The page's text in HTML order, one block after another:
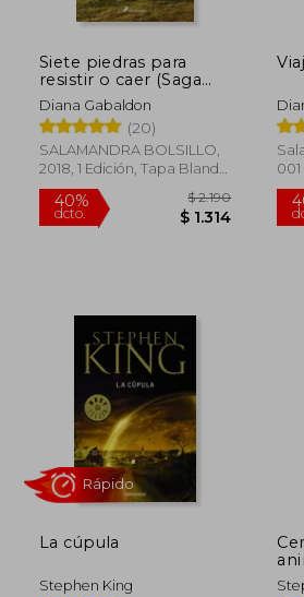
Siete piedras para
resistir o caer (Saga
Claire Randall)
Diana Gabaldon
(20)
SALAMANDRA BOLSILLO,
2018, 1 Edición, Tapa Blanda,
Nuevo
40%
dcto.
La cúpula
Stephen King